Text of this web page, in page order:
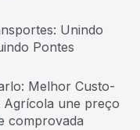
Unindo
Pontes
Melhor Custo-
Agrícola une preço
comprovada